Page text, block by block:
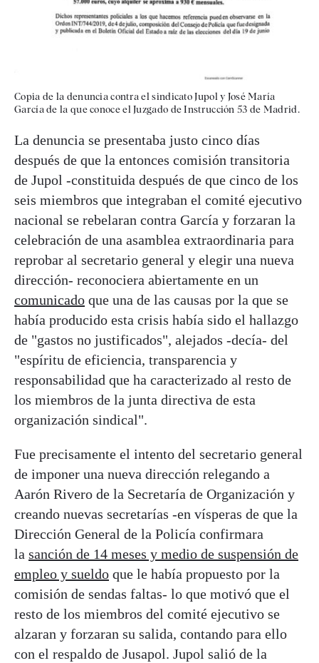
Copia de la denuncia contra el sindicato Jupol y José María
García de la que conoce el Juzgado de Instrucción 53 de Madrid.
La denuncia se presentaba justo cinco días
después de que la entonces comisión transitoria
de Jupol -constituida después de que cinco de los
seis miembros que integraban el comité ejecutivo
nacional se rebelaran contra García y forzaran la
celebración de una asamblea extraordinaria para
reprobar al secretario general y elegir una nueva
dirección- reconociera abiertamente en un
comunicado que una de las causas por la que se
había producido esta crisis había sido el hallazgo
de "gastos no justificados", alejados -decía- del
"espíritu de eficiencia, transparencia y
responsabilidad que ha caracterizado al resto de
los miembros de la junta directiva de esta
organización sindical".
Fue precisamente el intento del secretario general
de imponer una nueva dirección relegando a
Aarón Rivero de la Secretaría de Organización y
creando nuevas secretarías -en vísperas de que la
Dirección General de la Policía confirmara
la sanción de 14 meses y medio de suspensión de
empleo y sueldo que le había propuesto por la
comisión de sendas faltas- lo que motivó que el
resto de los miembros del comité ejecutivo se
alzaran y forzaran su salida, contando para ello
con el respaldo de Jusapol. Jupol salió de la